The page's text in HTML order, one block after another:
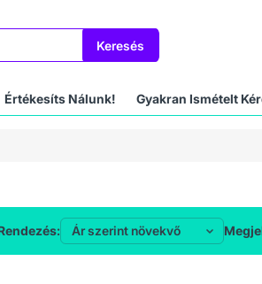
Keresés
Értékesíts Nálunk! Gyakran Ismételt